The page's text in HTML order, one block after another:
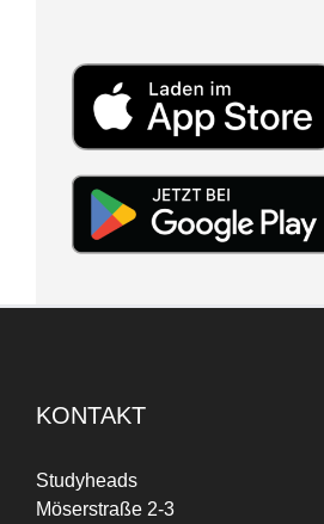
KONTAKT
Studyheads
Möserstraße 2-3